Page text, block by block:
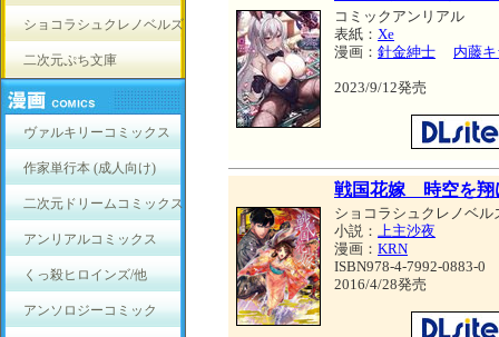
ショコラシュクレノベルズ
二次元ぷち文庫
ヴァルキリーコミックス
作家単行本 (成人向け)
二次元ドリームコミックス
アンリアルコミックス
くっ殺ヒロインズ/他
アンソロジーコミック
コミックアンリアル
表紙： Xe
漫画： 針金紳士 内藤
2023/9/12発売
戦国花嫁 時空を翔
ショコラシュクレノベル
小説： 上主沙夜
漫画： KRN
ISBN978-4-7992-0883-0
2016/4/28発売